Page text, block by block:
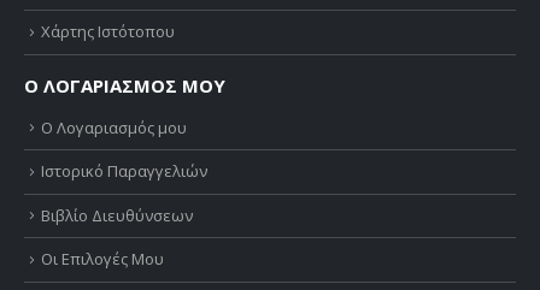
Χάρτης Ιστότοπου
Ο ΛΟΓΑΡΙΑΣΜΟΣ ΜΟΥ
Ο Λογαριασμός μου
Ιστορικό Παραγγελιών
Βιβλίο Διευθύνσεων
Οι Επιλογές Μου